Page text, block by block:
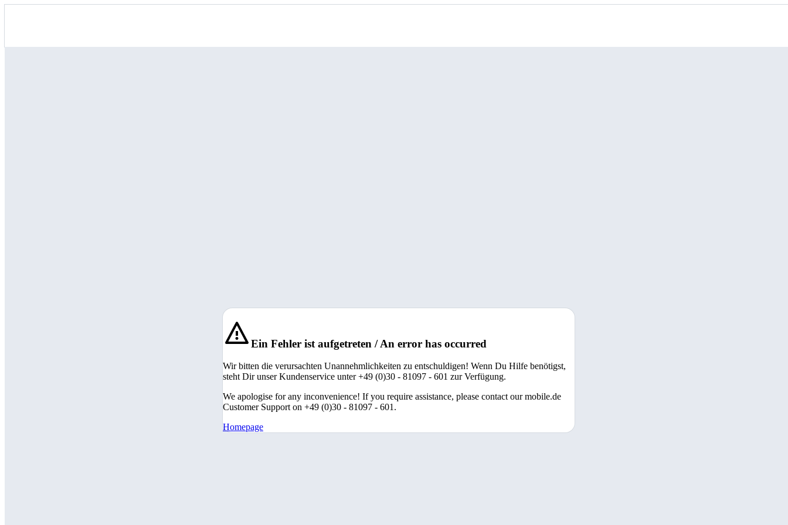
Ein Fehler ist aufgetreten / An error has occurred
Wir bitten die verursachten Unannehmlichkeiten zu entschuldigen! Wenn Du Hilfe benötigst,
steht Dir unser Kundenservice unter +49 (0)30 - 81097 - 601 zur Verfügung.
We apologise for any inconvenience! If you require assistance, please contact our mobile.de
Customer Support on +49 (0)30 - 81097 - 601.
Homepage